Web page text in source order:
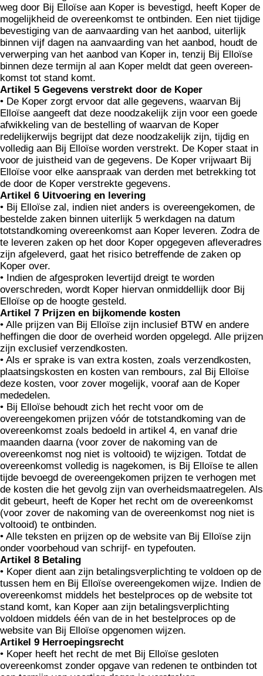
weg door Bij Elloïse aan Koper is bevestigd, heeft Koper de
mogelijkheid de overeenkomst te ontbinden. Een niet tijdige
bevestiging van de aanvaarding van het aanbod, uiterlijk
binnen vijf dagen na aanvaarding van het aanbod, houdt de
verwerping van het aanbod van Koper in, tenzij Bij Elloïse
binnen deze termijn al aan Koper meldt dat geen overeen­
komst tot stand komt.
Artikel 5 Gegevens verstrekt door de Koper
• De Koper zorgt ervoor dat alle gegevens, waarvan Bij
Elloïse aangeeft dat deze noodzakelijk zijn voor een goede
afwikkeling van de bestelling of waarvan de Koper
redelijkerwijs begrijpt dat deze noodzakelijk zijn, tijdig en
volledig aan Bij Elloïse worden verstrekt. De Koper staat in
voor de juistheid van de gegevens. De Koper vrijwaart Bij
Elloïse voor elke aanspraak van derden met betrekking tot
de door de Koper verstrekte gegevens.
Artikel 6 Uitvoering en levering
• Bij Elloïse zal, indien niet anders is overeengekomen, de
bestelde zaken binnen uiterlijk 5 werkdagen na datum
totstandkoming overeenkomst aan Koper leveren. Zodra de
te leveren zaken op het door Koper opgegeven afleveradres
zijn afgeleverd, gaat het risico betreffende de zaken op
Koper over.
• Indien de afgesproken levertijd dreigt te worden
overschreden, wordt Koper hiervan onmiddellijk door Bij
Elloïse op de hoogte gesteld.
Artikel 7 Prijzen en bijkomende kosten
• Alle prijzen van Bij Elloïse zijn inclusief BTW en andere
heffingen die door de overheid worden opgelegd. Alle prijzen
zijn exclusief verzendkosten.
• Als er sprake is van extra kosten, zoals verzendkosten,
plaatsingskosten en kosten van rembours, zal Bij Elloïse
deze kosten, voor zover mogelijk, vooraf aan de Koper
mededelen.
• Bij Elloïse behoudt zich het recht voor om de
overeengekomen prijzen vóór de totstandkoming van de
overeenkomst zoals bedoeld in artikel 4, en vanaf drie
maanden daarna (voor zover de nakoming van de
overeenkomst nog niet is voltooid) te wijzigen. Totdat de
overeenkomst volledig is nagekomen, is Bij Elloïse te allen
tijde bevoegd de overeengekomen prijzen te verhogen met
de kosten die het gevolg zijn van overheidsmaatregelen. Als
dit gebeurt, heeft de Koper het recht om de overeenkomst
(voor zover de nakoming van de overeenkomst nog niet is
voltooid) te ontbinden.
• Alle teksten en prijzen op de website van Bij Elloïse zijn
onder voorbehoud van schrijf- en typefouten.
Artikel 8 Betaling
• Koper dient aan zijn betalingsverplichting te voldoen op de
tussen hem en Bij Elloïse overeengekomen wijze. Indien de
overeenkomst middels het bestelproces op de website tot
stand komt, kan Koper aan zijn betalingsverplichting
voldoen middels één van de in het bestelproces op de
website van Bij Elloïse opgenomen wijzen.
Artikel 9 Herroepingsrecht
• Koper heeft het recht de met Bij Elloïse gesloten
overeenkomst zonder opgave van redenen te ontbinden tot